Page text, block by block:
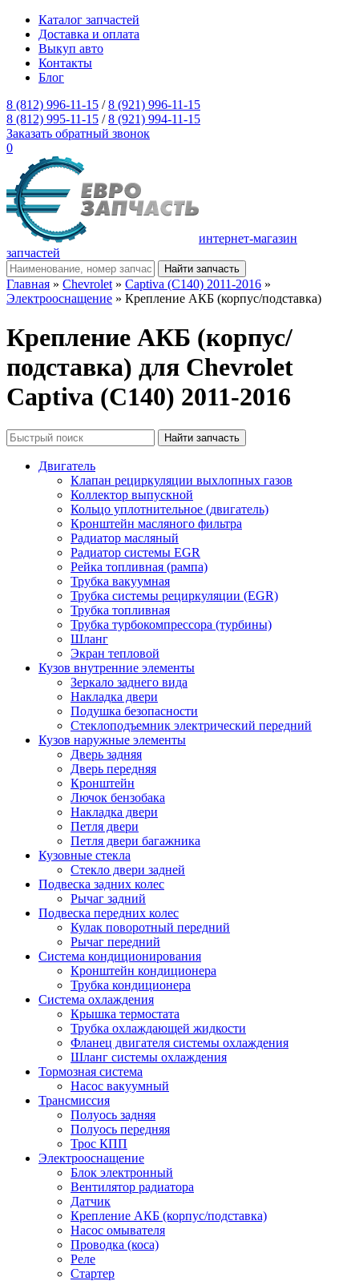
Каталог запчастей
Доставка и оплата
Выкуп авто
Контакты
Блог
8 (812) 996-11-15 /8 (921) 996-11-15
8 (812) 995-11-15 /8 (921) 994-11-15
Заказать обратный звонок
0
интернет-магазин
запчастей
Главная » Chevrolet » Captiva (C140) 2011-2016 »
Электрооснащение » Крепление АКБ (корпус/подставка)
Крепление АКБ (корпус/
подставка) для Chevrolet
Captiva (C140) 2011-2016
Двигатель
Клапан рециркуляции выхлопных газов
Коллектор выпускной
Кольцо уплотнительное (двигатель)
Кронштейн масляного фильтра
Радиатор масляный
Радиатор системы EGR
Рейка топливная (рампа)
Трубка вакуумная
Трубка системы рециркуляции (EGR)
Трубка топливная
Трубка турбокомпрессора (турбины)
Шланг
Экран тепловой
Кузов внутренние элементы
Зеркало заднего вида
Накладка двери
Подушка безопасности
Стеклоподъемник электрический передний
Кузов наружные элементы
Дверь задняя
Дверь передняя
Кронштейн
Лючок бензобака
Накладка двери
Петля двери
Петля двери багажника
Кузовные стекла
Стекло двери задней
Подвеска задних колес
Рычаг задний
Подвеска передних колес
Кулак поворотный передний
Рычаг передний
Система кондиционирования
Кронштейн кондиционера
Трубка кондиционера
Система охлаждения
Крышка термостата
Трубка охлаждающей жидкости
Фланец двигателя системы охлаждения
Шланг системы охлаждения
Тормозная система
Насос вакуумный
Трансмиссия
Полуось задняя
Полуось передняя
Трос КПП
Электрооснащение
Блок электронный
Вентилятор радиатора
Датчик
Крепление АКБ (корпус/подставка)
Насос омывателя
Проводка (коса)
Реле
Стартер